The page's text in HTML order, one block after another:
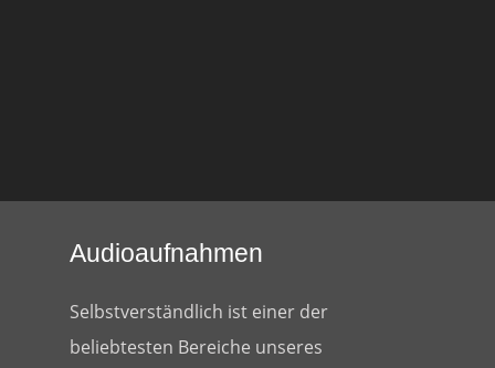
Audioaufnahmen
Selbstverständlich ist einer der
beliebtesten Bereiche unseres